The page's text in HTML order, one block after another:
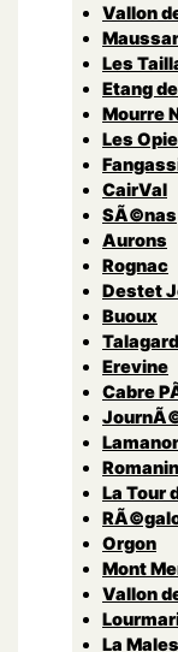
Vallon
Les
Etang
Mourre
Les
CairVal
SÃ©nas
Aurons
Rognac
Destet
Buoux
Talagard
Erevine
Cabre
Romanin
La Tour
Orgon
Mont
Vallon
La